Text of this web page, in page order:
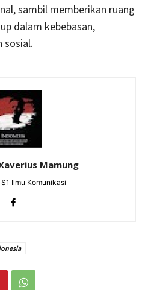
sambil memberikan ruang
dalam kebebasan,
sosial.
Mamung
Ilmu Komunikasi